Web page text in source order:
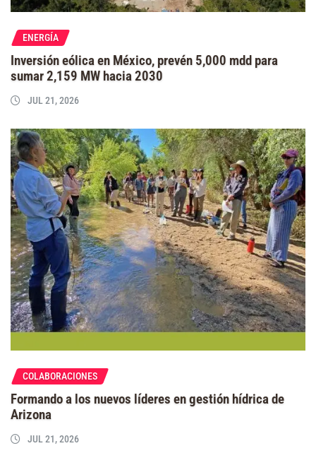
ENERGÍA
Inversión eólica en México, prevén 5,000 mdd para
sumar 2,159 MW hacia 2030
JUL 21, 2026
COLABORACIONES
Formando a los nuevos líderes en gestión hídrica de
Arizona
JUL 21, 2026